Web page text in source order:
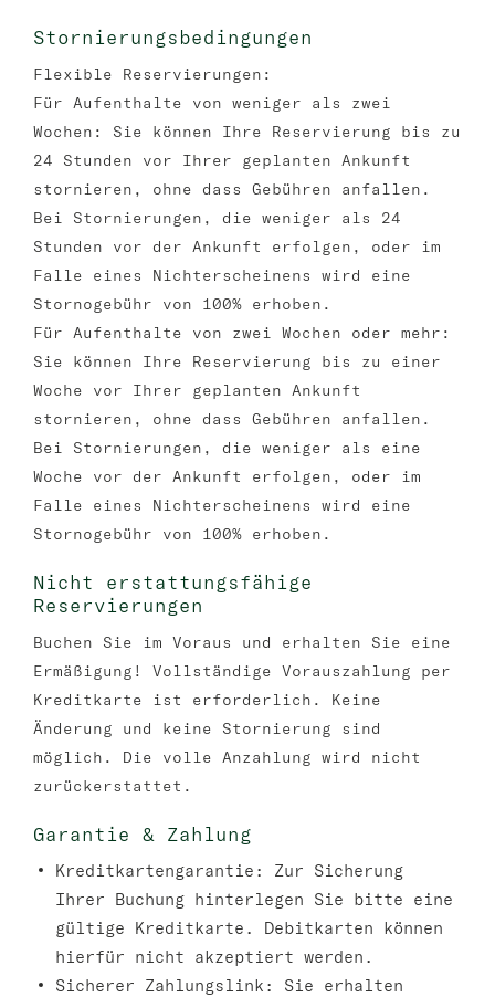
Stornierungsbedingungen
Flexible Reservierungen:
Für Aufenthalte von weniger als zwei
Wochen: Sie können Ihre Reservierung bis zu
24 Stunden vor Ihrer geplanten Ankunft
stornieren, ohne dass Gebühren anfallen.
Bei Stornierungen, die weniger als 24
Stunden vor der Ankunft erfolgen, oder im
Falle eines Nichterscheinens wird eine
Stornogebühr von 100% erhoben.
Für Aufenthalte von zwei Wochen oder mehr:
Sie können Ihre Reservierung bis zu einer
Woche vor Ihrer geplanten Ankunft
stornieren, ohne dass Gebühren anfallen.
Bei Stornierungen, die weniger als eine
Woche vor der Ankunft erfolgen, oder im
Falle eines Nichterscheinens wird eine
Stornogebühr von 100% erhoben.
Nicht erstattungsfähige
Reservierungen
Buchen Sie im Voraus und erhalten Sie eine
Ermäßigung! Vollständige Vorauszahlung per
Kreditkarte ist erforderlich. Keine
Änderung und keine Stornierung sind
möglich. Die volle Anzahlung wird nicht
zurückerstattet.
Garantie & Zahlung
Kreditkartengarantie:
Zur Sicherung
Ihrer Buchung hinterlegen Sie bitte eine
gültige Kreditkarte. Debitkarten können
hierfür nicht akzeptiert werden.
Sicherer Zahlungslink:
Sie erhalten